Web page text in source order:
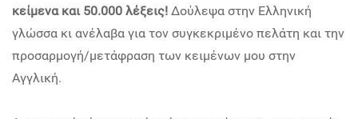
κείμενα και 50.000 λέξεις! Δούλεψα στην Ελληνική
γλώσσα κι ανέλαβα για τον συγκεκριμένο πελάτη και την
προσαρμογή/μετάφραση των κειμένων μου στην
Αγγλική.